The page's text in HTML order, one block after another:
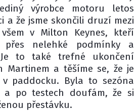
výrobce motoru letos
a že jsme skončili druzí mezi
v Milton Keynes, kteří
nelehké podmínky a
Je to také trefné ukončení
Martinem a těšíme se, že je
paddocku. Byla to sezóna
a po testech doufám, že si
přestávku.